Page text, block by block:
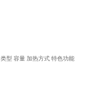
类型 容量 加热方式 特色功能